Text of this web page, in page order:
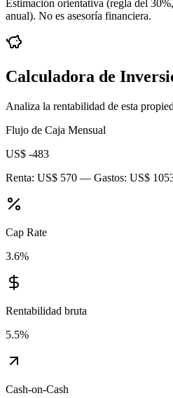
Estimación orientativa (regla del 30%
anual). No es asesoría financiera.
Calculadora de
Analiza la rentabilidad de esta
Flujo de Caja Mensual
US$ -483
Renta: US$ 570 — Gastos: US$
Cap Rate
3.6%
Rentabilidad bruta
5.5%
Cash-on-Cash